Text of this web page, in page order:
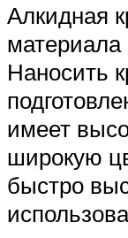
Алкидная
материала
Наносить
имеет
широкую
быстро